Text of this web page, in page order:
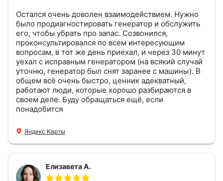
Остался очень доволен взаимодействием. Нужно
было продиагностировать генератор и обслужить
его, чтобы убрать про запас. Созвонился,
проконсультировался по всем интересующим
вопросам, в тот же день приехал, и через 30 минут
уехал с исправным генератором (на всякий случай
уточню, генератор был снят заранее с машины). В
общем всё очень быстро, ценник адекватный,
работают люди, которые хорошо разбираются в
своем деле. Буду обращаться ещё, если
понадобится
Яндекс Карты
Елизавета А.